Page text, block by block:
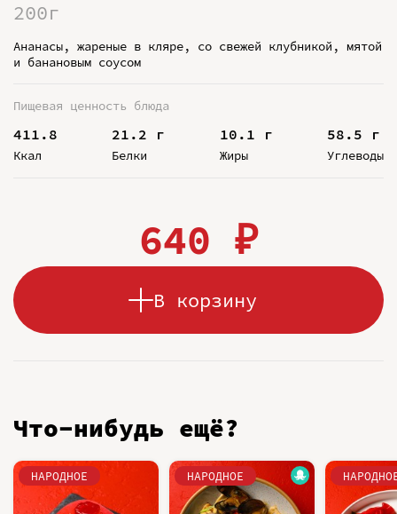
200г
Ананасы, жареные в кляре, со свежей клубникой, мятой
и банановым соусом
Пищевая ценность блюда
411.8
Ккал
21.2 г
Белки
10.1 г
Жиры
58.5 г
Углеводы
640 ₽
В корзину
Что-нибудь ещё?
НАРОДНОЕ НАРОДНОЕ